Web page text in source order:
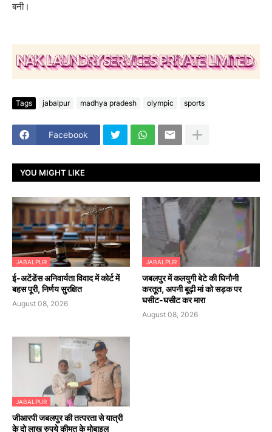
बनी।
Tags jabalpur madhya pradesh olympic sports
Facebook
YOU MIGHT LIKE
JABALPUR
​ई-अटेंडेंस अनिवार्यता विवाद में कोर्ट में
बहस पूरी, निर्णय सुरक्षित
August 08, 2026
JABALPUR
जबलपुर में कलयुगी बेटे की घिनौनी
करतूत, अपनी बूढ़ी मां को सड़क पर
घसीट-घसीट कर मारा
August 08, 2026
JABALPUR
जीआरपी जबलपुर की तत्परता से यात्री
के दो लाख रुपये कीमत के मोबाइल